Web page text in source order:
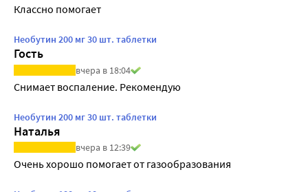
Классно помогает
Необутин 200 мг 30 шт. таблетки
Гость
вчера в 18:04
Снимает воспаление. Рекомендую
Необутин 200 мг 30 шт. таблетки
Наталья
вчера в 12:39
Очень хорошо помогает от газообразования